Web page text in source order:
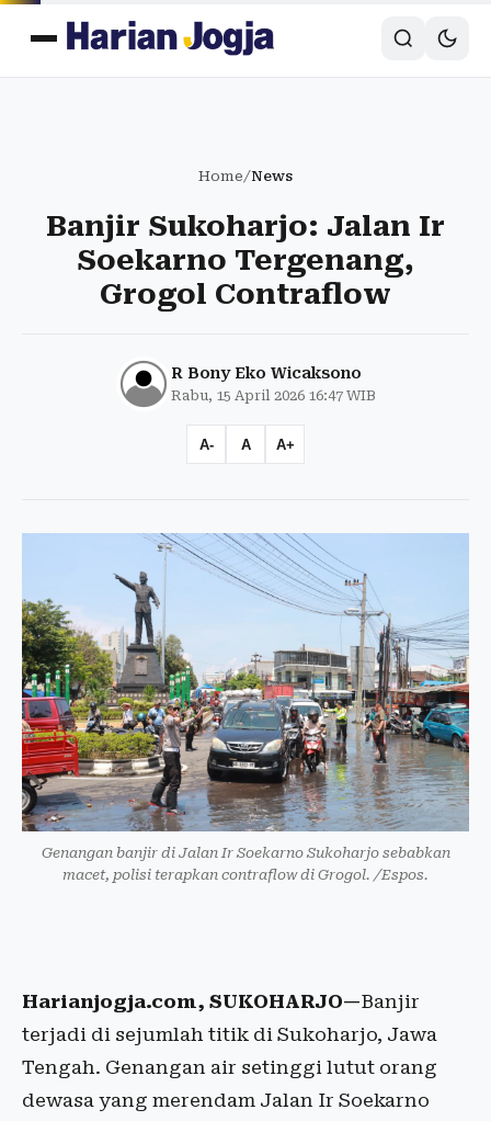
Home/News
Banjir Sukoharjo: Jalan Ir
Soekarno Tergenang,
Grogol Contraflow
R Bony Eko Wicaksono
Rabu, 15 April 2026 16:47 WIB
A- A A+
Genangan banjir di Jalan Ir Soekarno Sukoharjo sebabkan
macet, polisi terapkan contraflow di Grogol. /Espos.
Harianjogja.com, SUKOHARJO—Banjir
terjadi di sejumlah titik di Sukoharjo, Jawa
Tengah. Genangan air setinggi lutut orang
dewasa yang merendam Jalan Ir Soekarno